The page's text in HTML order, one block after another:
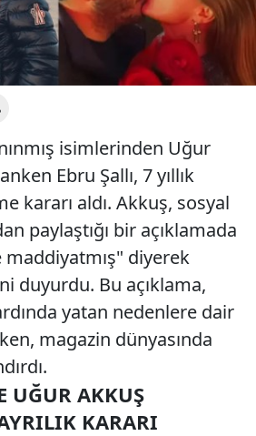
isimlerinden Uğur
Ebru Şallı, 7 yıllık
kararı aldı. Akkuş, sosyal
paylaştığı bir açıklamada
maddiyatmış" diyerek
duyurdu. Bu açıklama,
yatan nedenlere dair
magazin dünyasında
UĞUR AKKUŞ
KARARI